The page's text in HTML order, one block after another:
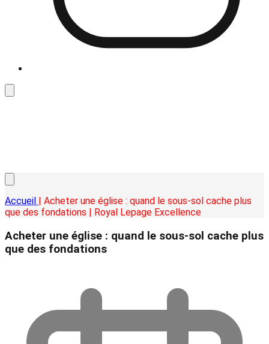
Accueil | Acheter une église : quand le sous-sol cache plus
que des fondations | Royal Lepage Excellence
Acheter une église : quand le sous-sol cache plus
que des fondations